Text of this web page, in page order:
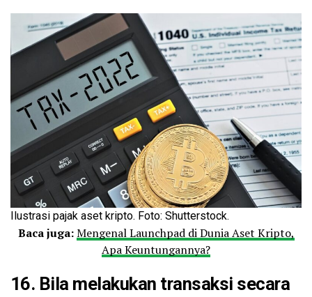
Ilustrasi pajak aset kripto. Foto: Shutterstock.
Baca juga: Mengenal Launchpad di Dunia Aset Kripto,
Apa Keuntungannya?
16. Bila melakukan transaksi secara